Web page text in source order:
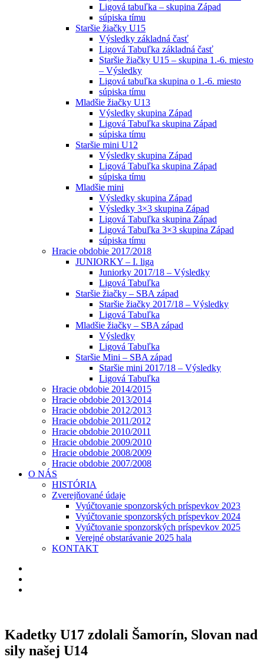
Ligová tabuľka – skupina Západ
súpiska tímu
Staršie žiačky U15
Výsledky základná časť
Ligová Tabuľka základná časť
Staršie žiačky U15 – skupina 1.-6. miesto
– Výsledky
Ligová tabuľka skupina o 1.-6. miesto
súpiska tímu
Mladšie žiačky U13
Výsledky skupina Západ
Ligová Tabuľka skupina Západ
súpiska tímu
Staršie mini U12
Výsledky skupina Západ
Ligová Tabuľka skupina Západ
súpiska tímu
Mladšie mini
Výsledky skupina Západ
Výsledky 3×3 skupina Západ
Ligová Tabuľka skupina Západ
Ligová Tabuľka 3×3 skupina Západ
súpiska tímu
Hracie obdobie 2017/2018
JUNIORKY – I. liga
Juniorky 2017/18 – Výsledky
Ligová Tabuľka
Staršie žiačky – SBA západ
Staršie žiačky 2017/18 – Výsledky
Ligová Tabuľka
Mladšie žiačky – SBA západ
Výsledky
Ligová Tabuľka
Staršie Mini – SBA západ
Staršie mini 2017/18 – Výsledky
Ligová Tabuľka
Hracie obdobie 2014/2015
Hracie obdobie 2013/2014
Hracie obdobie 2012/2013
Hracie obdobie 2011/2012
Hracie obdobie 2010/2011
Hracie obdobie 2009/2010
Hracie obdobie 2008/2009
Hracie obdobie 2007/2008
O NÁS
HISTÓRIA
Zverejňované údaje
Vyúčtovanie sponzorských príspevkov 2023
Vyúčtovanie sponzorských príspevkov 2024
Vyúčtovanie sponzorských príspevkov 2025
Verejné obstarávanie 2025 hala
KONTAKT
Kadetky U17 zdolali Šamorín, Slovan nad
sily našej U14